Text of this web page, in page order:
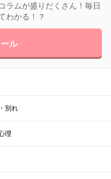
ラムが盛りだくさん！毎日
わかる！？
ル
別れ
理